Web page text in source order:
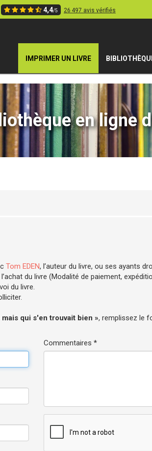
4,4/5 26 497 avis vérifiés
IMPRIMER UN LIVRE
en ligne
Tom EDEN, l’auteur du livre, ou ses ayants
du livre (Modalité de paiement,
du livre.
qui s'en trouvait bien », remplissez le
Commentaires *